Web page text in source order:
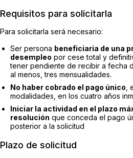
Requisitos para solicitarla
Para solicitarla será necesario:
Ser persona beneficiaria de una
desempleo por cese total y
tener pendiente de recibir a fecha
al menos, tres mensualidades.
No haber cobrado el pago único,
modalidades, en los cuatro años
Iniciar la actividad en el plazo
resolución que conceda el pago
posterior a la solicitud
Plazo de solicitud